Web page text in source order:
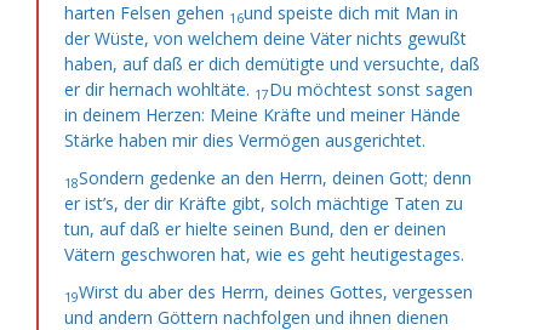
harten Felsen gehen 16und speiste dich mit Man in
der Wüste, von welchem deine Väter nichts gewußt
haben, auf daß er dich demütigte und versuchte, daß
er dir hernach wohltäte. 17Du möchtest sonst sagen
in deinem Herzen: Meine Kräfte und meiner Hände
Stärke haben mir dies Vermögen ausgerichtet.
18Sondern gedenke an den Herrn, deinen Gott; denn
er ist’s, der dir Kräfte gibt, solch mächtige Taten zu
tun, auf daß er hielte seinen Bund, den er deinen
Vätern geschworen hat, wie es geht heutigestages.
19Wirst du aber des Herrn, deines Gottes, vergessen
und andern Göttern nachfolgen und ihnen dienen